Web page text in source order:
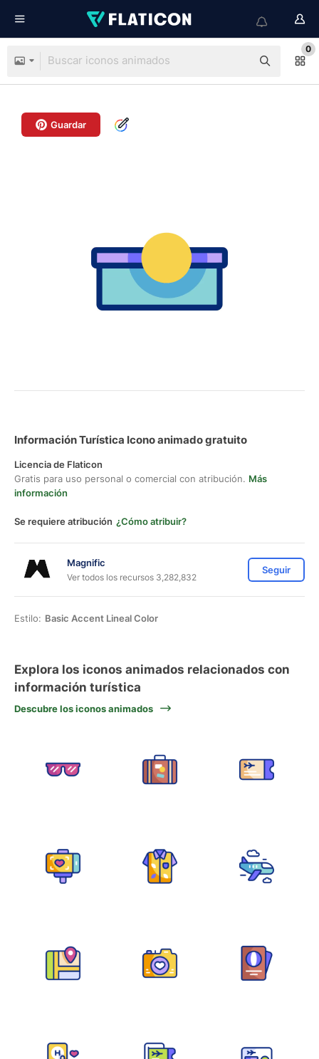
0
Guardar
Información Turística Icono animado gratuito
Licencia de Flaticon
Gratis para uso personal o comercial con atribución. Más
información
Se requiere atribución ¿Cómo atribuir?
Magnific
Ver todos los recursos 3,282,832
Seguir
Estilo: Basic Accent Lineal Color
Explora los iconos animados relacionados con
información turística
Descubre los iconos animados